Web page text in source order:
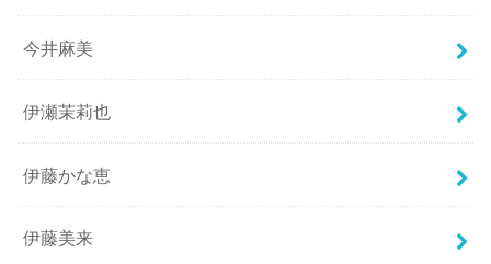
今井麻美
伊瀬茉莉也
伊藤かな恵
伊藤美来